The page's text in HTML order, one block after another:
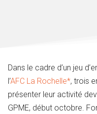
Dans le cadre d’un jeu
l’AFC La Rochelle*, trois
présenter leur activité
GPME, début octobre.